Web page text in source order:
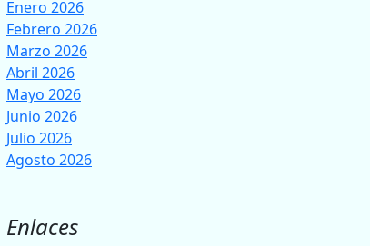
Enero 2026
Febrero 2026
Marzo 2026
Abril 2026
Mayo 2026
Junio 2026
Julio 2026
Agosto 2026
Enlaces